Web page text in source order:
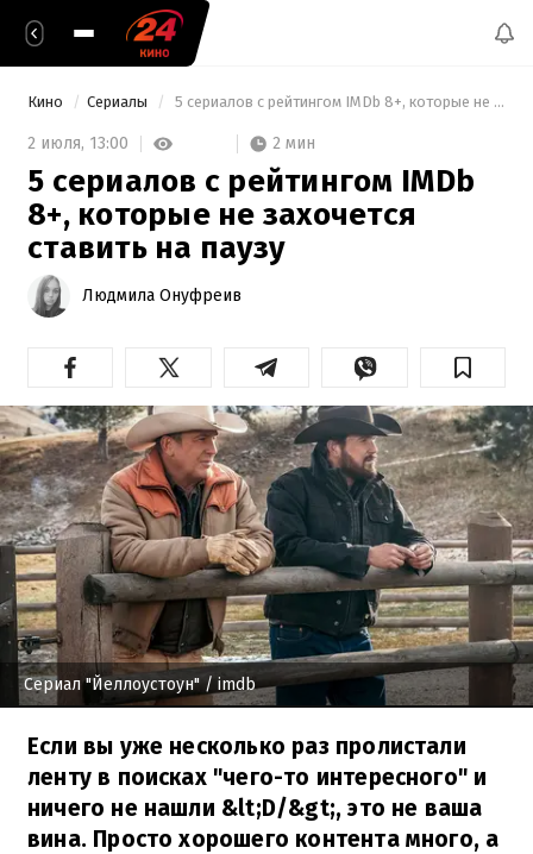
Кино Сериалы 5 сериалов с рейтингом IMDb 8+, которые не захочется ставить на паузу
2 июля, 13:00 2 мин
5 сериалов с рейтингом IMDb
8+, которые не захочется
ставить на паузу
Людмила Онуфреив
Сериал "Йеллоустоун"/ imdb
Если вы уже несколько раз пролистали
ленту в поисках "чего-то интересного" и
ничего не нашли &lt;D/&gt;, это не ваша
вина. Просто хорошего контента много, а